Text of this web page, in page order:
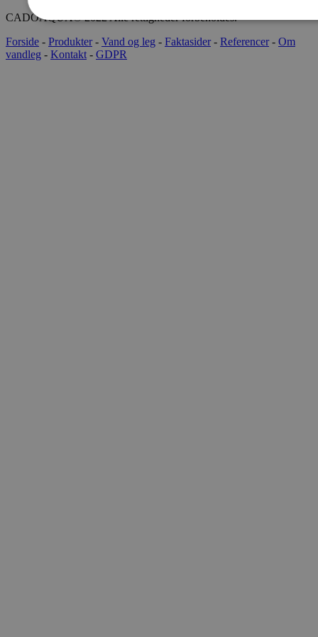
CADOAQUA® 2022 Alle rettigheder forbeholdes.
Forside - Produkter- Vand og leg - Faktasider- Referencer- Om
vandleg - Kontakt - GDPR